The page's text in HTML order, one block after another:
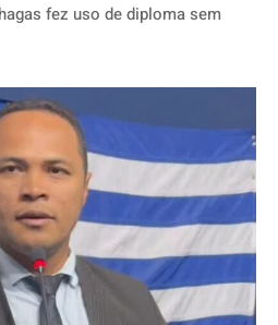
fez uso de diploma sem